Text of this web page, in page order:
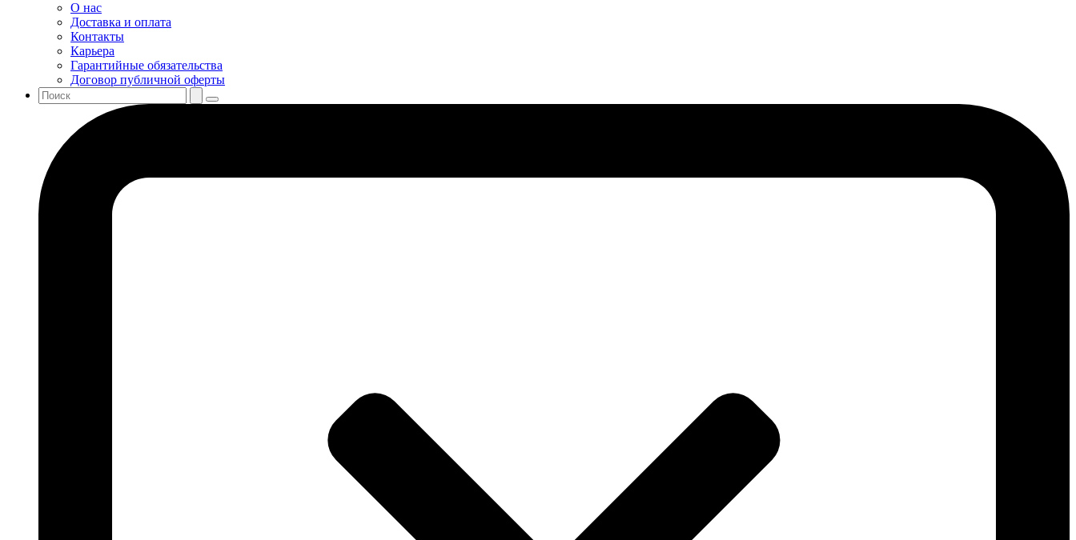
О нас
Доставка и оплата
Контакты
Карьера
Гарантийные обязательства
Договор публичной оферты